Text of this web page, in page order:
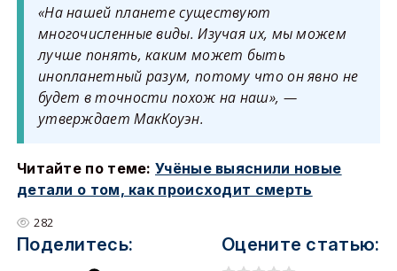
«На нашей планете существуют
многочисленные виды. Изучая их, мы можем
лучше понять, каким может быть
инопланетный разум, потому что он явно не
будет в точности похож на наш», —
утверждает МакКоуэн.
Читайте по теме:Учёные выяснили новые
детали о том, как происходит смерть
282
Поделитесь: Оцените статью: